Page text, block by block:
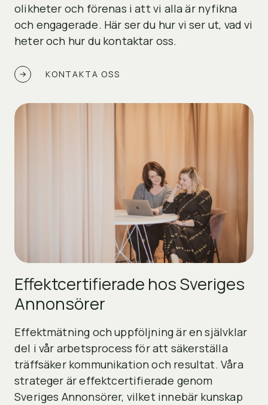
olikheter och förenas i att vi alla är nyfikna
och engagerade. Här ser du hur vi ser ut, vad vi
heter och hur du kontaktar oss.
KONTAKTA OSS
Effektcertifierade hos Sveriges
Annonsörer
Effektmätning och uppföljning är en självklar
del i vår arbetsprocess för att säkerställa
träffsäker kommunikation och resultat. Våra
strateger är effektcertifierade genom
Sveriges Annonsörer, vilket innebär kunskap